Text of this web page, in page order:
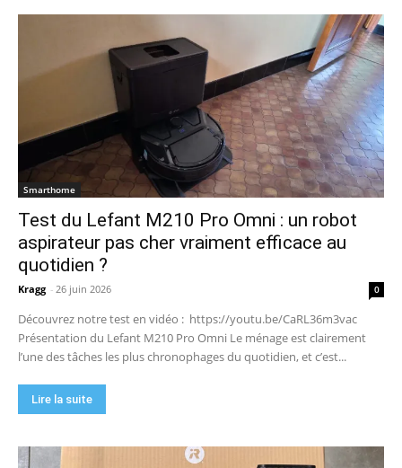
Smarthome
Test du Lefant M210 Pro Omni : un robot
aspirateur pas cher vraiment efficace au
quotidien ?
Kragg - 26 juin 2026 0
Découvrez notre test en vidéo : https://youtu.be/CaRL36m3vac
Présentation du Lefant M210 Pro Omni Le ménage est clairement
l’une des tâches les plus chronophages du quotidien, et c’est...
Lire la suite